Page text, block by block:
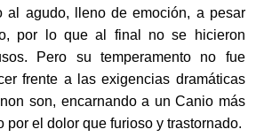
al agudo, lleno de emoción, a pesar
por lo que al final no se hicieron
Pero su temperamento no fue
frente a las exigencias dramáticas
son, encarnando a un Canio más
por el dolor que furioso y trastornado.